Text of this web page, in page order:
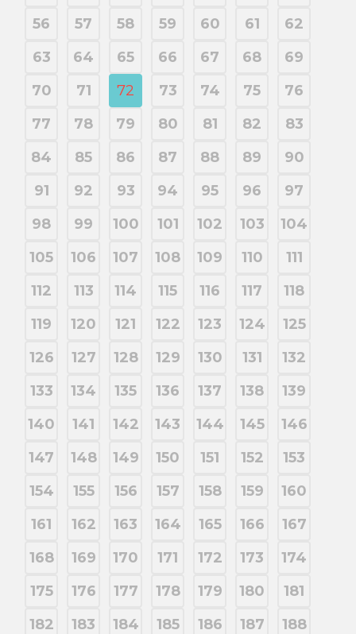
56
57 58 59 60 61
62
63
64 65 66 67 68
69
70
71 72 73 74 75
76
77
78 79 80 81 82
83
84
85 86 87 88 89
90
91
92 93 94 95 96
97
98
99 100 101 102 103
104
105
106 107 108 109 110
111
112
113 114 115 116 117
118
119
120 121 122 123 124
125
126
127 128 129 130 131
132
133
134 135 136 137 138
139
140
141 142 143 144 145
146
147
148 149 150 151 152
153
154
155 156 157 158 159
160
161
162 163 164 165 166
167
168
169 170 171 172 173
174
175
176 177 178 179 180
181
182
183 184 185 186 187
188